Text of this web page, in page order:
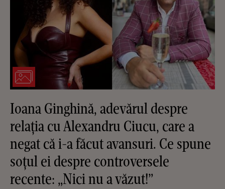
Ioana Ginghină, adevărul despre
relația cu Alexandru Ciucu, care a
negat că i-a făcut avansuri. Ce spune
soțul ei despre controversele
recente: „Nici nu a văzut!”